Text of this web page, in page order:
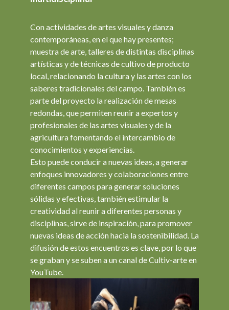
Con actividades de artes visuales y danza
contemporáneas, en el que hay presentes;
muestra de arte, talleres de distintas disciplinas
artísticas y de técnicas de cultivo de producto
local, relacionando la cultura y las artes con los
saberes tradicionales del campo. También es
parte del proyecto la realización de mesas
redondas, que permiten reunir a expertos y
profesionales de las artes visuales y de la
agricultura fomentando el intercambio de
conocimientos y experiencias.
Esto puede conducir a nuevas ideas, a generar
enfoques innovadores y colaboraciones entre
diferentes campos para generar soluciones
sólidas y efectivas, también estimular la
creatividad al reunir a diferentes personas y
disciplinas, sirve de inspiración, para promover
nuevas ideas de acción hacia la sostenibilidad. La
difusión de estos encuentros es clave, por lo que
se graban y se suben a un canal de Cultiv-arte en
YouTube.